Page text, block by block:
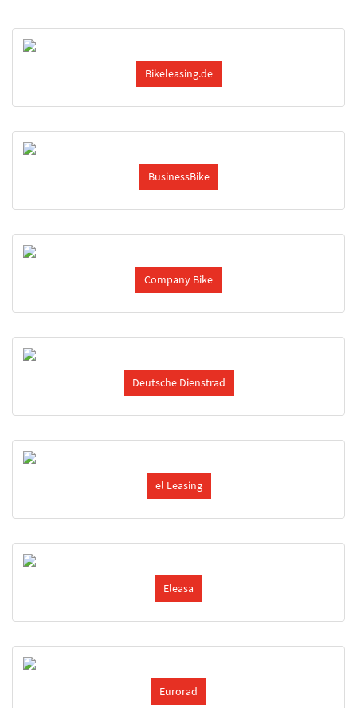
Bikeleasing.de
BusinessBike
Company Bike
Deutsche Dienstrad
el Leasing
Eleasa
Eurorad